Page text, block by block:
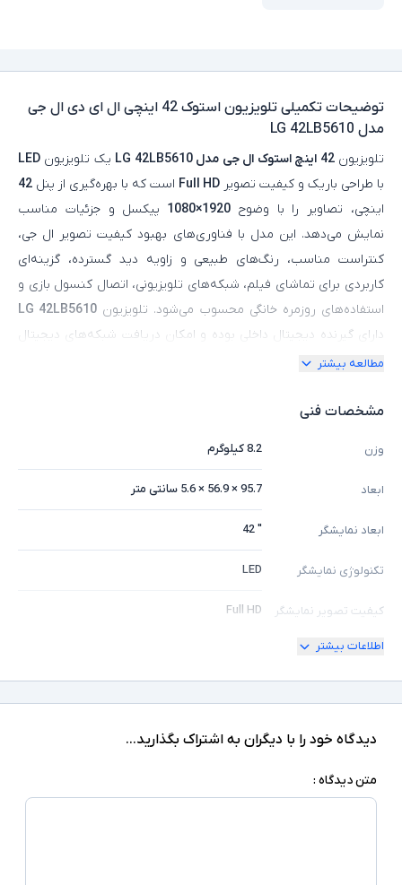
توضیحات تکمیلی
تلویزیون استوک 42 اینچی ال ای دی ال جی
مدل LG 42LB5610
تلویزیون42 اینچ استوک ال جی مدل LG 42LB5610 یک تلویزیون LED
با طراحی باریک و کیفیت تصویر Full HD است که با بهره‌گیری از پنل 42
اینچی، تصاویر را با وضوح
پیکسل و جزئیات مناسب
نمایش می‌دهد. این مدل با فناوری‌های بهبود کیفیت تصویر ال جی،
کنتراست مناسب، رنگ‌های طبیعی و زاویه دید گسترده، گزینه‌ای
کاربردی برای تماشای فیلم، شبکه‌های تلویزیونی، اتصال کنسول بازی و
استفاده‌های روزمره خانگی محسوب می‌شود. تلویزیون LG 42LB5610
دارای گیرنده دیجیتال داخلی بوده و امکان دریافت شبکه‌های دیجیتال
بدون نیاز به دستگاه جداگانه را فراهم می‌کند. همچنین با برخورداری از
دستگاه‌های جانبی، حافظه‌های خارجی، لپ‌تاپ و پخش‌کننده‌های
مصرف انرژی بهینه از ویژگی‌های این تلویزیون است که در دسته
محصولات استوک لنوکسیو، انتخابی اقتصادی برای افرادی است که به
دنبال یک تلویزیون باکیفیت از برند معتبر ال جی با قیمت مناسب
هستند.
مطالعه بیشتر
مشخصات فنی
وزن 8.2 کیلوگرم
ابعاد 95.7 × 56.9 × 5.6 سانتی‌ متر
ابعاد نمایشگر " 42
تکنولوژی نمایشگر LED
کیفیت تصویر نمایشگر Full HD
سایر امکانات
گیرنده دیجیتال داخلی DVB-T/T2 - قابلیت پخش
فناوری بهبود رنگ و کنتراست تصویر - دارای
پشتیبانی از اتصال به دستگاه‌های جانبی مانند
اطلاعات بیشتر
دیدگاه خود را با دیگران به اشتراک بگذارید...
متن دیدگاه :